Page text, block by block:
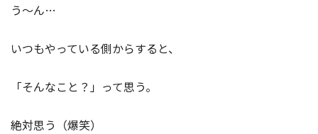
う～ん…
いつもやっている側からすると、
「そんなこと？」って思う。
絶対思う（爆笑）